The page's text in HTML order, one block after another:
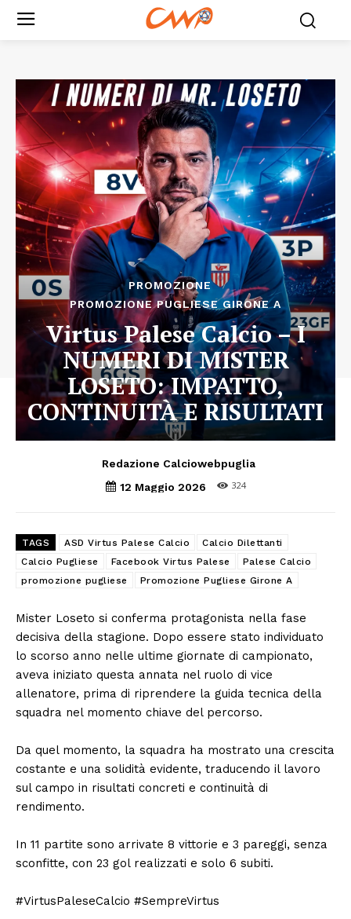
PROMOZIONE
PROMOZIONE PUGLIESE GIRONE A
Virtus Palese Calcio – I
NUMERI DI MISTER
LOSETO: IMPATTO,
CONTINUITÀ E RISULTATI
Redazione Calciowebpuglia
12 Maggio 2026
324
TAGS ASD Virtus Palese Calcio
Calcio Dilettanti
Calcio Pugliese
Facebook Virtus Palese
Palese Calcio
promozione pugliese
Promozione Pugliese Girone A
Mister Loseto si conferma protagonista nella fase
decisiva della stagione. Dopo essere stato individuato
lo scorso anno nelle ultime giornate di campionato,
aveva iniziato questa annata nel ruolo di vice
allenatore, prima di riprendere la guida tecnica della
squadra nel momento chiave del percorso.
Da quel momento, la squadra ha mostrato una crescita
costante e una solidità evidente, traducendo il lavoro
sul campo in risultati concreti e continuità di
rendimento.
In 11 partite sono arrivate 8 vittorie e 3 pareggi, senza
sconfitte, con 23 gol realizzati e solo 6 subiti.
#VirtusPaleseCalcio #SempreVirtus